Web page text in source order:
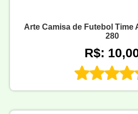
Arte Camisa de Futebol Time
280
R$: